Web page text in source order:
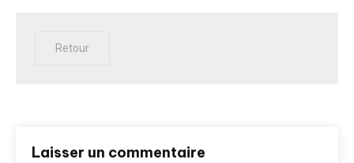
Laisser un commentaire